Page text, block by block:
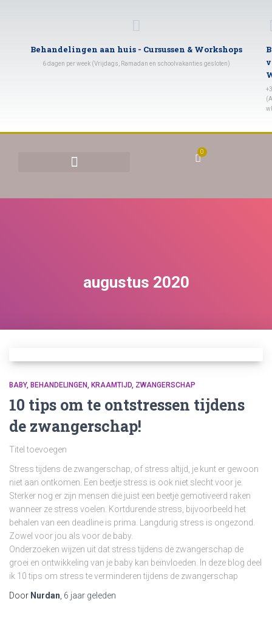
Behandelingen aan huis - Cursussen & Workshops
6 dagen per week (Vrijdags, Ramadan en schoolvakanties gesloten)
0
augustus 2020
BABY BEHANDELINGEN KRAAMTIJD ZWANGERSCHAP
10 tips om te ontstressen tijdens
de zwangerschap!
Titel toevoegen
Stress tijdens de zwangerschap, of stress altijd, je kunt er gewoon
niet aan ontkomen. Een beetje stress is ook niet slecht voor je.
Sterker nog er zijn mensen die juist een beetje gemotiveerd raken
wanneer ze stress voelen. Kortdurende stress, bijvoorbeeld het
behalen van een deadline is prima. Langdurig stress is ongezond.
Zowel voor jou als voor de baby.
Onderzoeken wijzen uit dat stress tijdens de zwangerschap de
groei en ontwikkeling van je baby kan beïnvloeden. In deze blog deel
ik 10 tips om stress te verminderen tijdens de zwangerschap
Door Nurdan 6 jaar geleden